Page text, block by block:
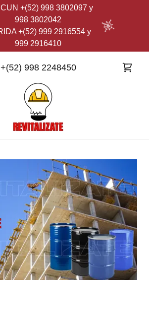
+(52) 998 3802097 y
998 3802042
+(52) 999 2916554 y
999 2916410
+(52) 998 2248450